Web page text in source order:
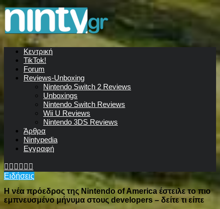
Κεντρική
TikTok!
Forum
Reviews-Unboxing
Nintendo Switch 2 Reviews
Unboxings
Nintendo Switch Reviews
Wii U Reviews
Nintendo 3DS Reviews
Άρθρα
Nintypedia
Εγγραφή
Ειδήσεις
Η νέα πρόεδρος της Nintendo of America έστειλε το πιο
εμπνευσμένο μήνυμα στους developers – δείτε τι είπε